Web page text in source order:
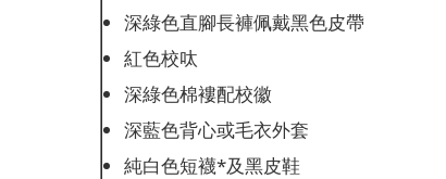
深綠色直腳長褲佩戴黑色皮帶
紅色校呔
深綠色棉褸配校徽
深藍色背心或毛衣外套
純白色短襪*及黑皮鞋